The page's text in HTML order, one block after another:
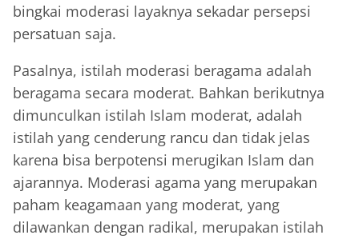
bingkai moderasi layaknya sekadar persepsi
persatuan saja.
Pasalnya, istilah moderasi beragama adalah
beragama secara moderat. Bahkan berikutnya
dimunculkan istilah Islam moderat, adalah
istilah yang cenderung rancu dan tidak jelas
karena bisa berpotensi merugikan Islam dan
ajarannya. Moderasi agama yang merupakan
paham keagamaan yang moderat, yang
dilawankan dengan radikal, merupakan istilah